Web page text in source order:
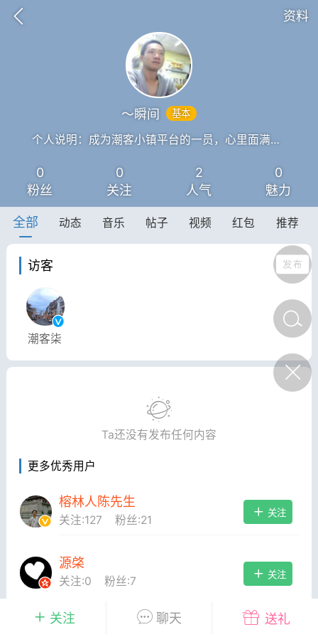
资料
抗击疫情 潮客康养 十里凤凰
丰顺民生
利奖金多多
陌上悠竹
人物
关注 聊天 送礼
～瞬间 基本
个人说明：成为潮客小镇平台的一员，心里面满是欢喜。
0
粉丝
0
关注
2
人气
0
魅力
全部 动态 音乐 帖子 视频 红包 推荐
访客
潮客柒
Ta还没有发布任何内容
更多优秀用户
榕林人陈先生
关注:127 粉丝:21
关注
源棨
关注:0 粉丝:7
关注